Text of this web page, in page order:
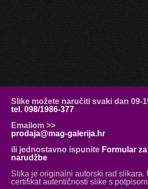
Slike možete naručiti svaki dan 09-
tel. 098/1986-377
Emailom >>
prodaja@mag-galerija.hr
ili jednostavno ispunite Formular
narudžbe
Slika je originalni autorski rad slikara.
certifikat autentičnosti slike s